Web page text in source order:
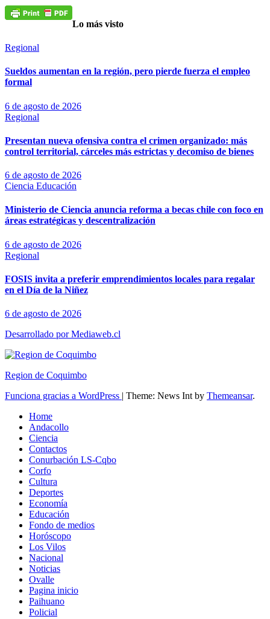
Lo más visto
Regional
Sueldos aumentan en la región, pero pierde fuerza el empleo
formal
6 de agosto de 2026
Regional
Presentan nueva ofensiva contra el crimen organizado: más
control territorial, cárceles más estrictas y decomiso de bienes
6 de agosto de 2026
Ciencia Educación
Ministerio de Ciencia anuncia reforma a becas chile con foco en
áreas estratégicas y descentralización
6 de agosto de 2026
Regional
FOSIS invita a preferir emprendimientos locales para regalar
en el Día de la Niñez
6 de agosto de 2026
Desarrollado por Mediaweb.cl
Region de Coquimbo
Funciona gracias a WordPress | Theme: News Int by Themeansar.
Home
Andacollo
Ciencia
Contactos
Conurbación LS-Cqbo
Corfo
Cultura
Deportes
Economía
Educación
Fondo de medios
Horóscopo
Los Vilos
Nacional
Noticias
Ovalle
Pagina inicio
Paihuano
Policial